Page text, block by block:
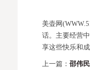
美壶网
话。主要经营
享这些快乐和
上一篇： 邵伟